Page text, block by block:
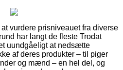
vurdere prisniveauet fra diverse
har langt de fleste Trodat
uundgåeligt at nedsætte
af deres produkter – til piger
og mænd – en hel del, og